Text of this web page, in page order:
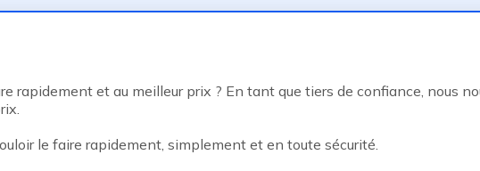
rapidement et au meilleur prix ? En tant que tiers de confiance, nous
le faire rapidement, simplement et en toute sécurité.